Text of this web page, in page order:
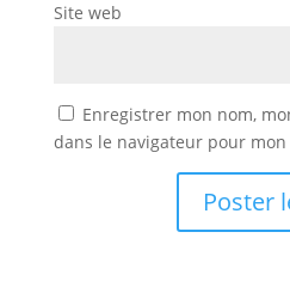
Site web
Enregistrer mon nom,
dans le navigateur pour